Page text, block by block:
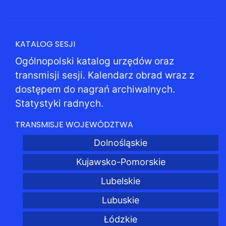
KATALOG SESJI
Ogólnopolski katalog urzędów oraz
transmisji sesji. Kalendarz obrad wraz z
dostępem do nagrań archiwalnych.
Statystyki radnych.
TRANSMISJE WOJEWÓDZTWA
Dolnośląskie
Kujawsko-Pomorskie
Lubelskie
Lubuskie
Łódzkie